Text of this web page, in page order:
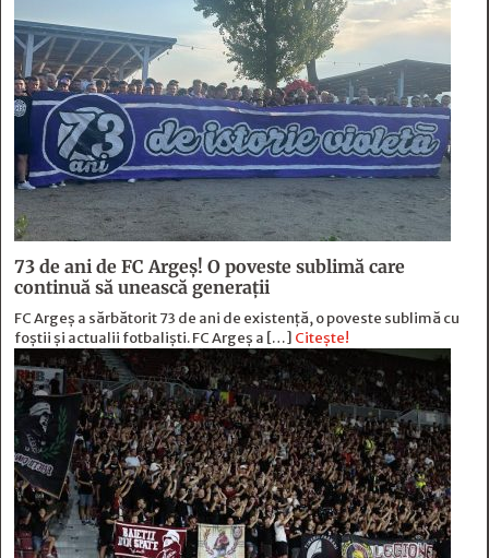
73 de ani de FC Argeş! O poveste sublimă care
continuă să unească generaţii
FC Argeș a sărbătorit 73 de ani de existență, o poveste sublimă cu
foștii și actualii fotbaliști. FC Argeș a […] Citește!